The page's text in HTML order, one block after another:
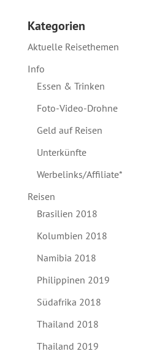
Kategorien
Aktuelle Reisethemen
Info
Essen & Trinken
Foto-Video-Drohne
Geld auf Reisen
Unterkünfte
Werbelinks/Affiliate*
Reisen
Brasilien 2018
Kolumbien 2018
Namibia 2018
Philippinen 2019
Südafrika 2018
Thailand 2018
Thailand 2019